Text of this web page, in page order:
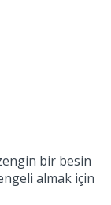
bir besin
almak için